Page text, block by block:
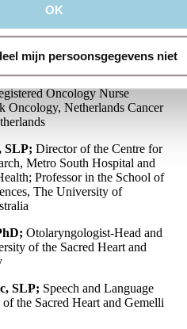
OK
mijn persoonsgegevens niet
MD, PhD;
Surgeon, Netherlands
Netherlands
Oncology Nurse
Oncology, Netherlands Cancer
SLP;Director of the Centre for
Metro South Hospital and
Professor in the School of
The University of
Otolaryngologist-Head and
of the Sacred Heart and
SLP; Speech and Language
the Sacred Heart and Gemelli